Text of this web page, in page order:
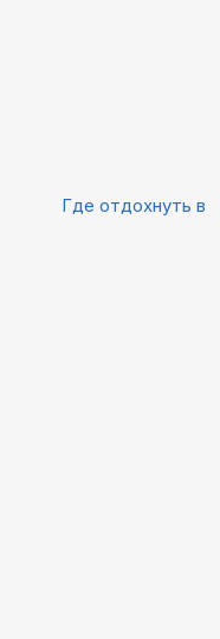
Где отдохнуть в